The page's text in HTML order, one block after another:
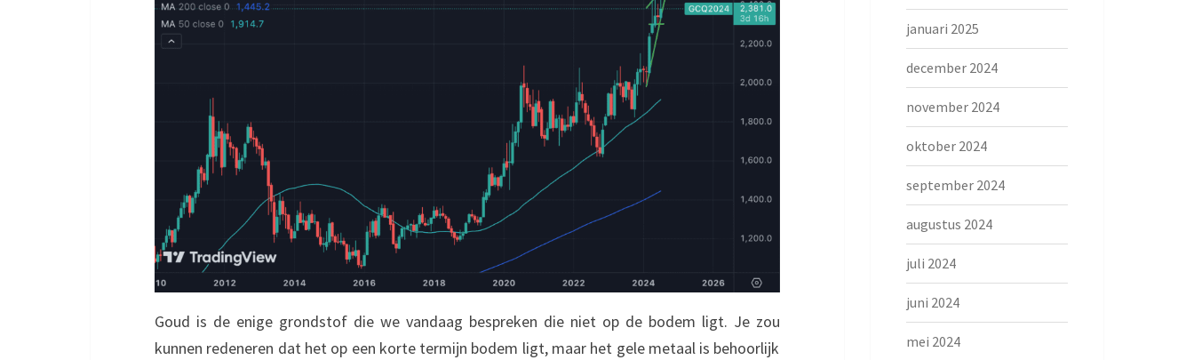
Goud is de enige grondstof die we vandaag bespreken die niet op de bodem ligt. Je zou
kunnen redeneren dat het op een korte termijn bodem ligt, maar het gele metaal is behoorlijk
januari 2025
december 2024
november 2024
oktober 2024
september 2024
augustus 2024
juli 2024
juni 2024
mei 2024